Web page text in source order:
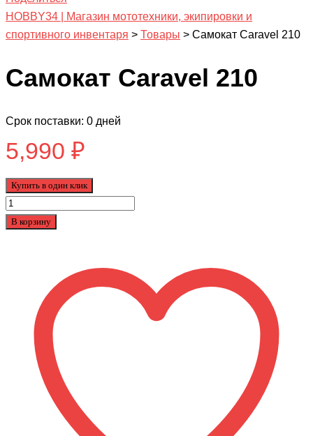
HOBBY34 | Магазин мототехники, экипировки и
спортивного инвентаря > Товары > Самокат Caravel 210
Самокат Caravel 210
Срок поставки: 0 дней
5,990 ₽
Купить в один клик
Количество
товара
В корзину